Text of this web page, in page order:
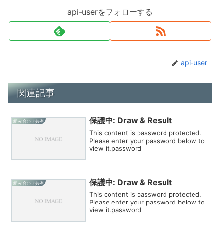
api-userをフォローする
api-user
関連記事
組み合わせ共有 保護中: Draw & Result
This content is password protected.
Please enter your password below to
view it.password
組み合わせ共有 保護中: Draw & Result
This content is password protected.
Please enter your password below to
view it.password